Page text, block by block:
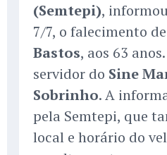
(Semtepi),
7/7, o falecimento de
Bastos, aos 63
servidor do Sine
Sobrinho. A
pela Semtepi, que
local e horário do